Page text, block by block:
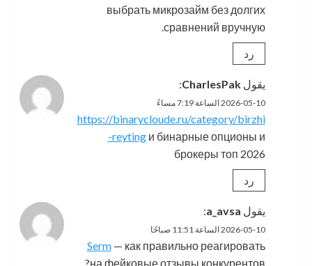
выбрать микрозайм без долгих
сравнений вручную.
رد
يقول CharlesPak
:
2026-05-10 الساعة 7:19 مساءً
https://binarycloude.ru/category/birzhi
-reytingи бинарные опционы и
брокеры топ 2026
رد
يقول a_avsa
:
2026-05-10 الساعة 11:51 صباحًا
Serm— как правильно реагировать
на фейковые отзывы конкурентов?